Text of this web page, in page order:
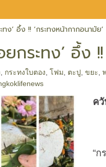
ง’ อึ้ง !! ‘กระทงหน้ากากอนามัย
กระทง’ อึ้ง
กระทงใบตอง ,โฟม ตะปู ,ขยะ ,
ค
“
“ก